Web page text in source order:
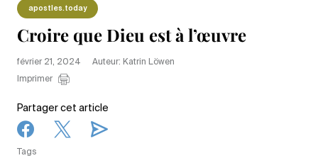
apostles.today
Croire que Dieu est à l’œuvre
février 21, 2024
Auteur: Katrin Löwen
Imprimer
Partager cet article
Tags